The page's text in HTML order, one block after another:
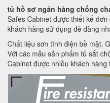
tủ hồ sơ ngân hàng chống
Safes Cabinet được thiết kế
khách hàng sử dụng dễ dàng
Chất liệu sơn tĩnh điện bề mặt.
Với các mẫu sản phẩm tủ sắt
Cabinet được nhiều khách